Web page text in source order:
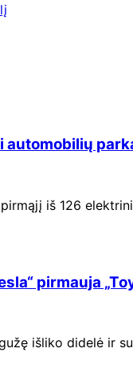
automobilių
iš 126
pirmauja
išliko didelė ir